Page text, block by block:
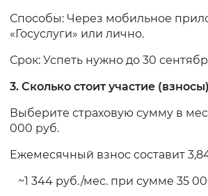
Способы: Через мобильное
«Госуслуги» или лично.
Срок: Успеть нужно до 30
3. Сколько стоит участие
Выберите страховую сумму в
000 руб.
Ежемесячный взнос составит
~1 344 руб./мес. при сумме 35